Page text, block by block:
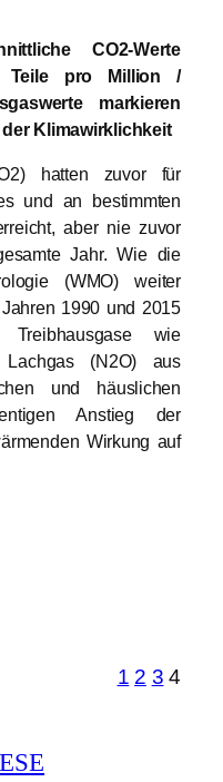
CO2-Werte
Teile pro Million /
markieren
Klimawirklichkeit
hatten zuvor für
und an bestimmten
aber nie zuvor
Jahr. Wie die
(WMO) weiter
1990 und 2015
wie
Lachgas (N2O) aus
und häuslichen
Anstieg der
Wirkung auf
1 2 3 4